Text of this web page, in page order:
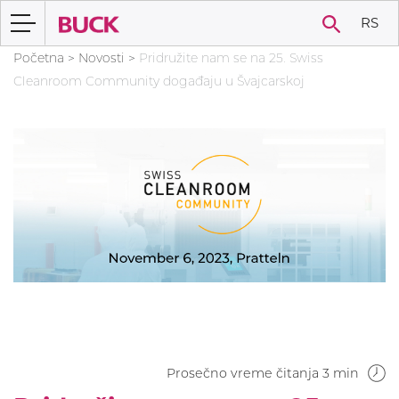
RS
Početna > Novosti > Pridružite nam se na 25. Swiss
Cleanroom Community događaju u Švajcarskoj
Prosečno vreme čitanja 3 min